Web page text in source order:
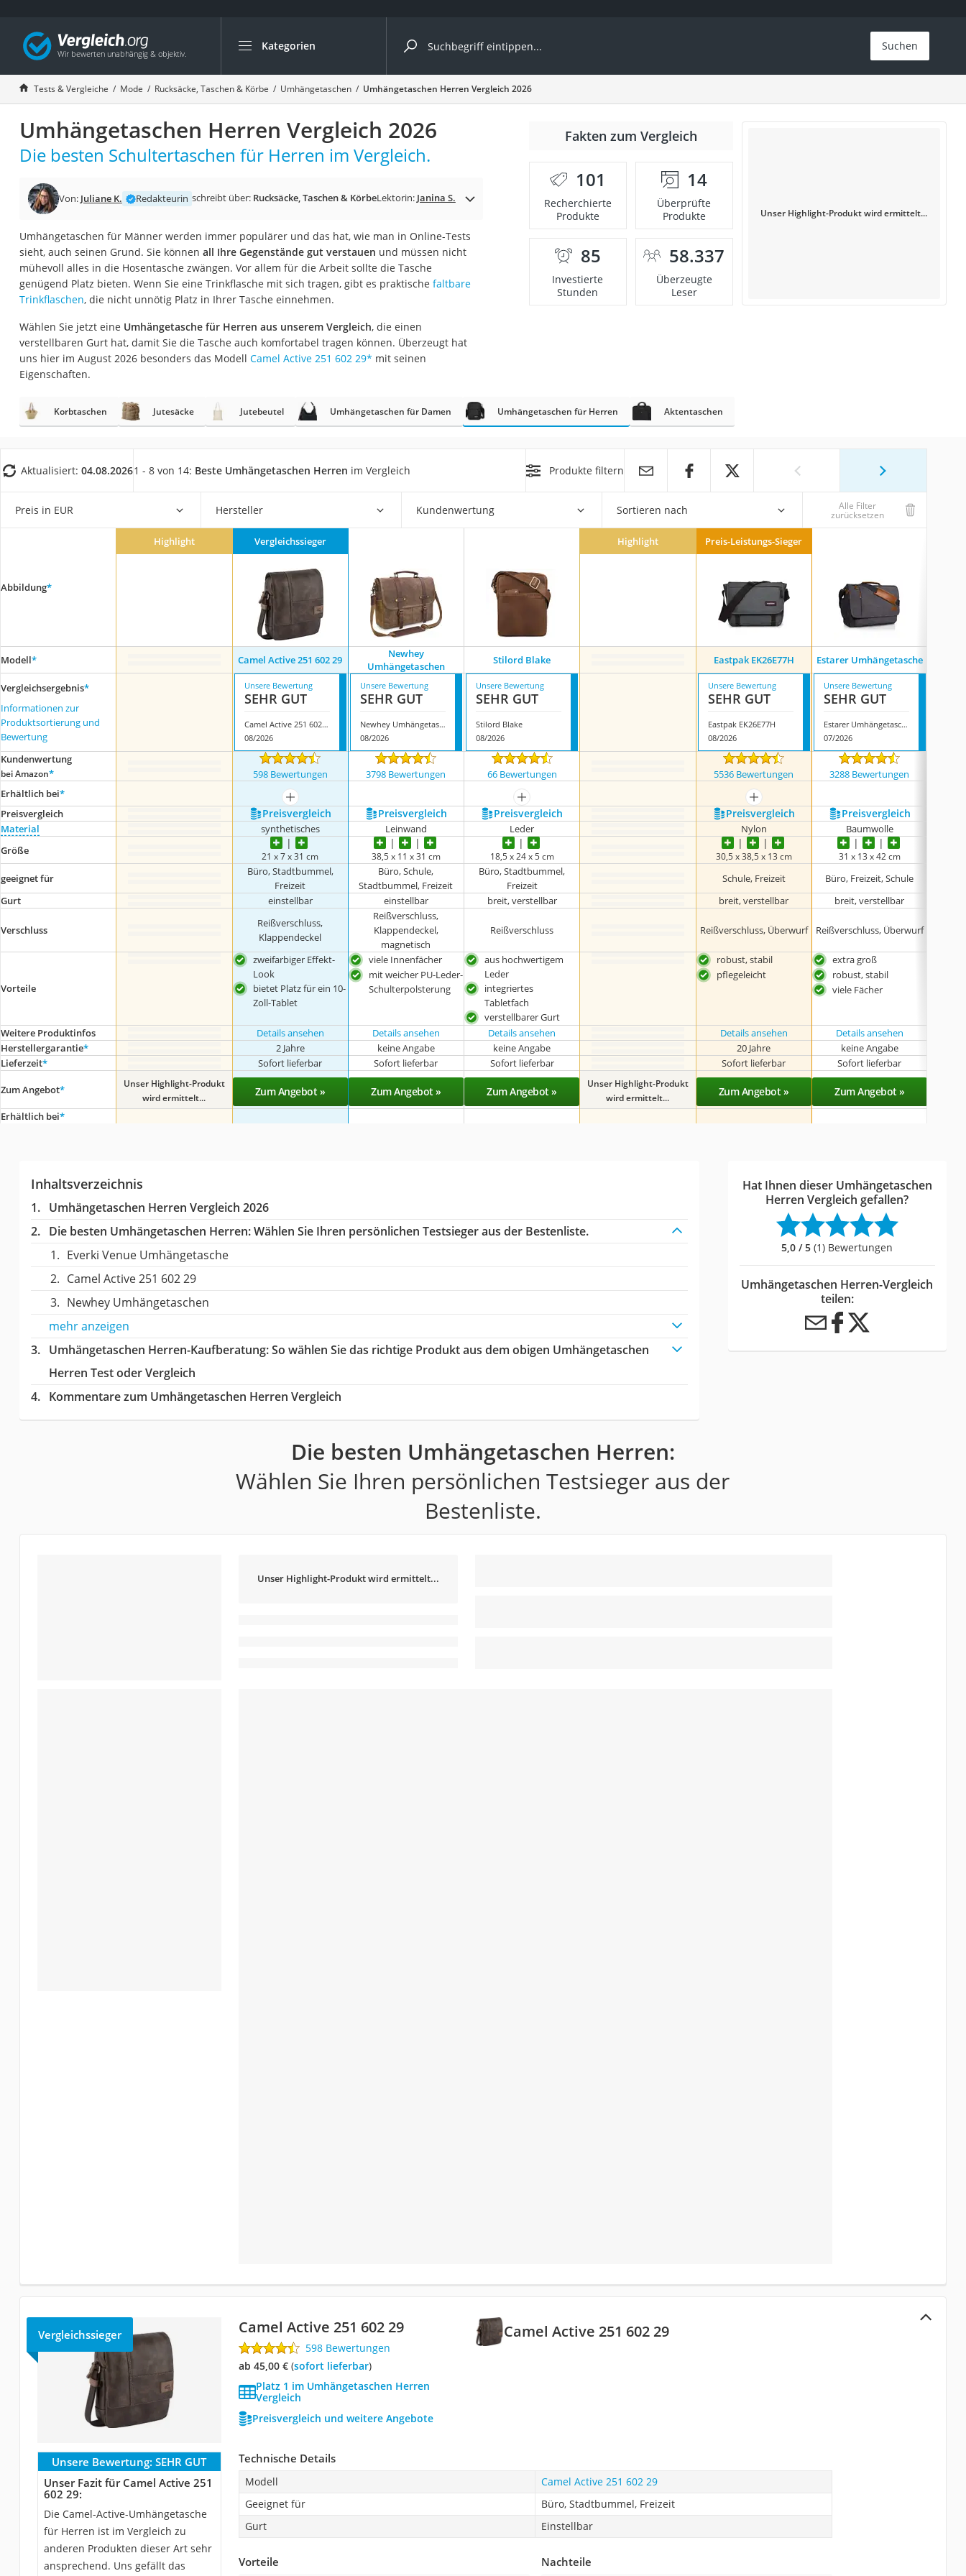
Kategorien
Die beliebtesten Vergleiche nach Kategorie
Mode
Boxershorts
Cellulite-Leggings
Herrensocken
Hausschuhe Herren
Suunto-Uhr
Überzieh-Sonnenbrille
RFID-Blocker
Geldbörse Herren
Knirps-Regenschirm
RFID-Schutzkarte
Motorradbrillen
Ausweishülle
Beheizbare Handschuhe
Gesundheitsschuhe
Suchen
Tests & Vergleiche Mode Rucksäcke, Taschen & Körbe Umhängetaschen Umhängetaschen Herren Vergleich 2026
Umhängetaschen Herren Vergleich 2026
Die besten Schultertaschen für Herren im Vergleich.
Von: Juliane K. Redakteurin schreibt über: Rucksäcke, Taschen & KörbeLektorin: Janina S.
Umhängetaschen für Männer werden immer populärer und das hat, wie man in Online-Tests
sieht, auch seinen Grund. Sie können all Ihre Gegenstände gut verstauen und müssen nicht
mühevoll alles in die Hosentasche zwängen. Vor allem für die Arbeit sollte die Tasche
genügend Platz bieten. Wenn Sie eine Trinkflasche mit sich tragen, gibt es praktische faltbare
Trinkflaschen, die nicht unnötig Platz in Ihrer Tasche einnehmen.
Wählen Sie jetzt eine Umhängetasche für Herren aus unserem Vergleich, die einen
verstellbaren Gurt hat, damit Sie die Tasche auch komfortabel tragen können. Überzeugt hat
uns hier im August 2026 besonders das Modell Camel Active 251 602 29* mit seinen
Eigenschaften.
Fakten zum Vergleich
101
Recherchierte
Produkte
14
Überprüfte
Produkte
85
Investierte
Stunden
58.337
Überzeugte
Leser
Unser Highlight-Produkt wird ermittelt...
Korbtaschen Jutesäcke Jutebeutel Umhängetaschen für Damen Umhängetaschen für Herren Aktentaschen
Aktualisiert: 04.08.20261 - 8 von 14: Beste Umhängetaschen Herren im Vergleich Produkte filtern
Preis in EUR Hersteller Kundenwertung Sortieren nach Alle Filter
zurücksetzen
Abbildung*
Highlight Vergleichssieger Highlight Preis-Leistungs-Sieger
Modell* Camel Active 251 602 29
Newhey
Umhängetaschen
Stilord Blake Eastpak EK26E77H Estarer Umhängetasche
Vergleichsergebnis*
Informationen zur
Produktsortierung und
Bewertung
Unsere Bewertung
SEHR GUT
Camel Active 251 602 29
08/2026
Unsere Bewertung
SEHR GUT
Newhey Umhängetaschen
08/2026
Unsere Bewertung
SEHR GUT
Stilord Blake
08/2026
Unsere Bewertung
SEHR GUT
Eastpak EK26E77H
08/2026
Unsere Bewertung
SEHR GUT
Estarer Umhängetasche
07/2026
Kundenwertung
bei Amazon* 598 Bewertungen 3798 Bewertungen 66 Bewertungen 5536 Bewertungen 3288 Bewertungen
Erhältlich bei*
mehr anzeigen mehr anzeigen
mehr anzeigen
Preis­vergleich
Preis­vergleich Preis­vergleich Preis­vergleich Preis­vergleich Preis­vergleich
Material synthetisches Leinwand Leder Nylon Baumwolle
Größe
21 x 7 x 31 cm 38,5 x 11 x 31 cm 18,5 x 24 x 5 cm 30,5 x 38,5 x 13 cm 31 x 13 x 42 cm
geeignet für
Büro, Stadtbummel,
Freizeit
Büro, Schule,
Stadtbummel, Freizeit
Büro, Stadtbummel,
Freizeit
Schule, Freizeit Büro, Freizeit, Schule
Gurt einstellbar einstellbar breit, verstellbar breit, verstellbar breit, verstellbar
Verschluss
Reißverschluss,
Klappendeckel
Reißverschluss,
Klappendeckel,
magnetisch
Reißverschluss Reißverschluss, Überwurf Reißverschluss, Überwurf
Vorteile
zweifarbiger Effekt-
Look
bietet Platz für ein 10-
Zoll-Tablet
viele Innenfächer
mit weicher PU-Leder-
Schulterpolsterung
aus hochwertigem
Leder
integriertes
Tabletfach
verstellbarer Gurt
robust, stabil
pflegeleicht
extra groß
robust, stabil
viele Fächer
Weitere Produktinfos Details ansehen Details ansehen Details ansehen Details ansehen Details ansehen
Herstellergarantie* 2 Jahre keine Angabe keine Angabe 20 Jahre keine Angabe
Lieferzeit* Sofort lieferbar Sofort lieferbar Sofort lieferbar Sofort lieferbar Sofort lieferbar
Zum Angebot*
Unser Highlight-Produkt
wird ermittelt...
Zum Angebot » Zum Angebot » Zum Angebot »
Unser Highlight-Produkt
wird ermittelt...
Zum Angebot » Zum Angebot »
Erhältlich bei*
Inhaltsverzeichnis
Umhängetaschen Herren Vergleich 2026
Die besten Umhängetaschen Herren:Wählen Sie Ihren persönlichen Testsieger aus der Bestenliste.
Everki Venue Umhängetasche
Camel Active 251 602 29
Newhey Umhängetaschen
mehr anzeigen
Umhängetaschen Herren-Kaufberatung: So wählen Sie das richtige Produkt aus dem obigen Umhängetaschen
Herren Test oder Vergleich
Kommentare zum Umhängetaschen Herren Vergleich
Hat Ihnen dieser Umhängetaschen
Herren Vergleich gefallen?
5,0 / 5 (1) Bewertungen
Umhängetaschen Herren-Vergleich
teilen:
Die besten Umhängetaschen Herren:
Wählen Sie Ihren persönlichen Testsieger aus der
Bestenliste.
Unser Highlight-Produkt wird ermittelt...
Camel Active 251 602 29
Vergleichssieger Camel Active 251 602 29
598 Bewertungen
ab 45,00 €( Sofort lieferbar)
Platz 1 im Umhängetaschen Herren
Vergleich
Preisvergleich und weitere Angebote
Unsere Bewertung: SEHR GUT
Unser Fazit für Camel Active 251
602 29:
Die Camel-Active-Umhängetasche
für Herren ist im Vergleich zu
anderen Produkten dieser Art sehr
ansprechend. Uns gefällt das
Technische Details
Modell
Camel Active 251 602 29
Geeignet für
Büro, Stadtbummel, Freizeit
Gurt
Einstellbar
Vorteile Nachteile